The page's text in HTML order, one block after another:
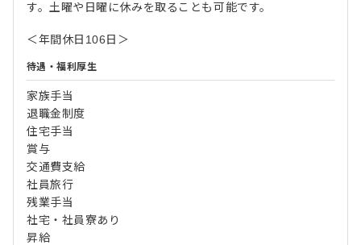
す。土曜や日曜に休みを取ることも可能です。
＜年間休日106日＞
待遇・福利厚生
家族手当
退職金制度
住宅手当
賞与
交通費支給
社員旅行
残業手当
社宅・社員寮あり
昇給